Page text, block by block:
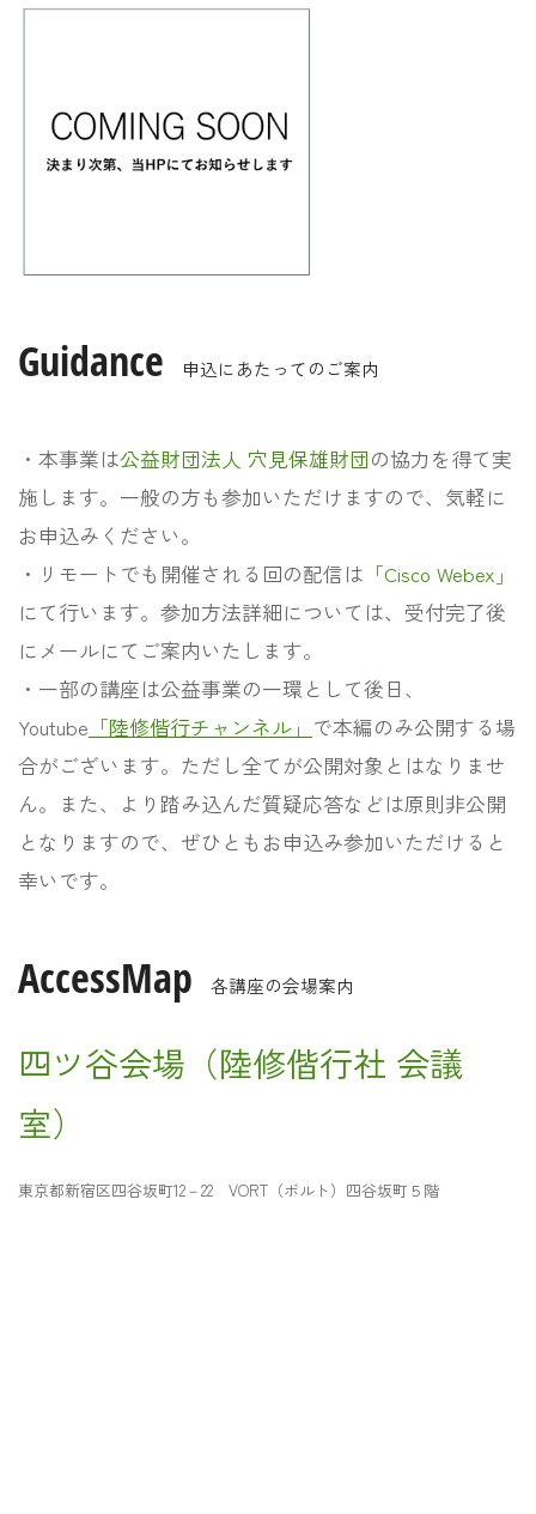
Guidance 申込にあたってのご案内
・本事業は公益財団法人 穴見保雄財団の協力を得て実
施します。一般の方も参加いただけますので、気軽に
お申込みください。
・リモートでも開催される回の配信は 「Cisco Webex」
にて行います。参加方法詳細については、受付完了後
にメールにてご案内いたします。
・一部の講座は公益事業の一環として後日、
Youtube 「陸修偕行チャンネル」 で本編のみ公開する場
合がございます。ただし全てが公開対象とはなりませ
ん。また、より踏み込んだ質疑応答などは原則非公開
となりますので、ぜひともお申込み参加いただけると
幸いです。
AccessMap 各講座の会場案内
四ツ谷会場（陸修偕行社 会議
室）
東京都新宿区四谷坂町12－22 VORT（ボルト）四谷坂町５階